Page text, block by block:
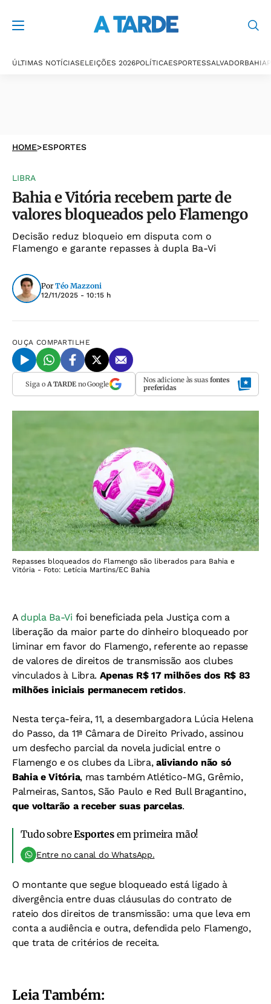
ÚLTIMAS NOTÍCIASELEIÇÕES 2026POLÍTICAESPORTESSALVADORBAHIA
HOME>ESPORTES
LIBRA
Bahia e Vitória recebem parte de
valores bloqueados pelo Flamengo
Decisão reduz bloqueio em disputa com o
Flamengo e garante repasses à dupla Ba-Vi
Por Téo Mazzoni
12/11/2025 - 10:15 h
OUÇA COMPARTILHE
Siga o A TARDEno Google Nos adicione às suas fontes
preferidas
Repasses bloqueados do Flamengo são liberados para Bahia e
Vitória - Foto: Letícia Martins/EC Bahia
A dupla Ba-Vi foi beneficiada pela Justiça com a
liberação da maior parte do dinheiro bloqueado por
liminar em favor do Flamengo, referente ao repasse
de valores de direitos de transmissão aos clubes
vinculados à Libra. Apenas R$ 17 milhões dos R$ 83
milhões iniciais permanecem retidos.
Nesta terça-feira, 11, a desembargadora Lúcia Helena
do Passo, da 11ª Câmara de Direito Privado, assinou
um desfecho parcial da novela judicial entre o
Flamengo e os clubes da Libra,aliviando não só
Bahia e Vitória, mas também Atlético-MG, Grêmio,
Palmeiras, Santos, São Paulo e Red Bull Bragantino,
que voltarão a receber suas parcelas.
Tudo sobreEsportesem primeira mão!
Entre no canal do WhatsApp.
O montante que segue bloqueado está ligado à
divergência entre duas cláusulas do contrato de
rateio dos direitos de transmissão: uma que leva em
conta a audiência e outra, defendida pelo Flamengo,
que trata de critérios de receita.
Leia Também: